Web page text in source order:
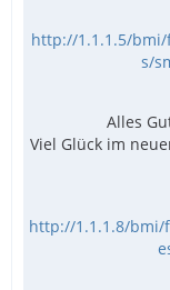
http://1.1.1.5/
s/
Alles
Viel Glück im
http://1.1.1.8/bmi/